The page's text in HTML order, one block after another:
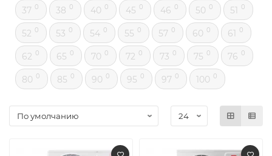
37 0 38 0 40 0 45 0 46 0 50 0 51 0
52 0 53 0 54 0 55 0 57 0 60 0 61 0
62 0 65 0 70 0 72 0 73 0 75 0 76 0
80 0 85 0 90 0 95 0 97 0 100 0